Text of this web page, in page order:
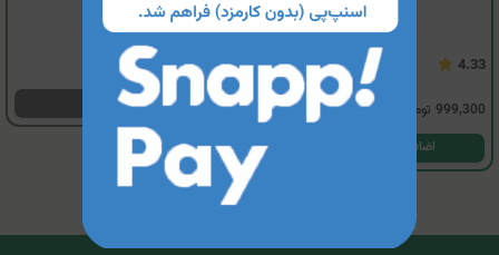
4.33
999,300 تومان
اضافه کردن به سبد خرید
ناموجود
مشاهده محصول